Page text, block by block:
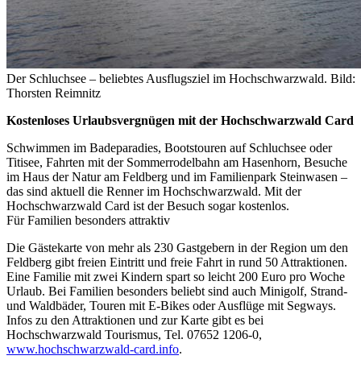
Der Schluchsee – beliebtes Ausflugsziel im Hochschwarzwald. Bild:
Thorsten Reimnitz
Kostenloses Urlaubsvergnügen mit der Hochschwarzwald Card
Schwimmen im Badeparadies, Bootstouren auf Schluchsee oder
Titisee, Fahrten mit der Sommerrodelbahn am Hasenhorn, Besuche
im Haus der Natur am Feldberg und im Familienpark Steinwasen –
das sind aktuell die Renner im Hochschwarzwald. Mit der
Hochschwarzwald Card ist der Besuch sogar kostenlos.
Für Familien besonders attraktiv
Die Gästekarte von mehr als 230 Gastgebern in der Region um den
Feldberg gibt freien Eintritt und freie Fahrt in rund 50 Attraktionen.
Eine Familie mit zwei Kindern spart so leicht 200 Euro pro Woche
Urlaub. Bei Familien besonders beliebt sind auch Minigolf, Strand-
und Waldbäder, Touren mit E-Bikes oder Ausflüge mit Segways.
Infos zu den Attraktionen und zur Karte gibt es bei
Hochschwarzwald Tourismus, Tel. 07652 1206-0,
www.hochschwarzwald-card.info.